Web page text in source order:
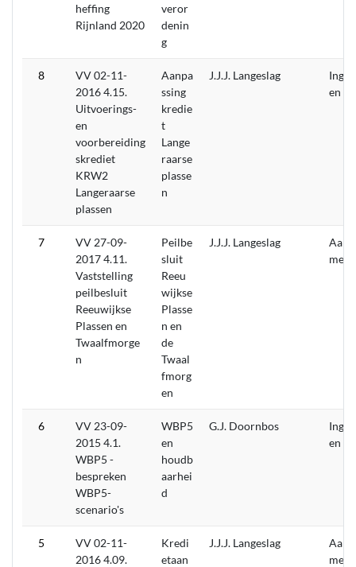
heffing
Rijnland 2020
veror
denin
g
8
VV 02-11-
2016 4.15.
Uitvoerings-
en
voorbereiding
skrediet
KRW2
Langeraarse
plassen
Aanpa
ssing
kredie
t
Lange
raarse
plasse
n
J.J.J. Langeslag
en
7
VV 27-09-
2017 4.11.
Vaststelling
peilbesluit
Reeuwijkse
Plassen en
Twaalfmorge
n
Peilbe
sluit
Reeu
wijkse
Plasse
n en
de
Twaal
fmorg
en
J.J.J. Langeslag
men
6
VV 23-09-
2015 4.1.
WBP5 -
bespreken
WBP5-
scenario's
WBP5
en
houdb
aarhei
d
G.J. Doornbos
en
5
VV 02-11-
2016 4.09.
Kredi
etaan
J.J.J. Langeslag
men